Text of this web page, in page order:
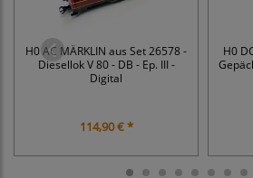
H0 AC MÄRKLIN aus Set 26578 -
Diesellok V 80 - DB - Ep. III -
Digital
114,90 € *
H0